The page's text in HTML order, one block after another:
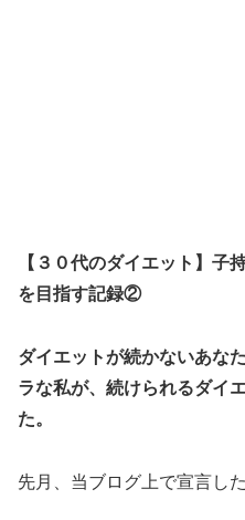
【３０代のダイエット】子
を目指す記録②
ダイエットが続かないあな
ラな私が、続けられるダイ
た。
先月、当ブログ上で宣言し